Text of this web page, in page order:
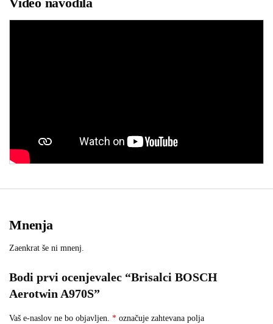
Mnenja
Zaenkrat še ni mnenj.
Bodi prvi ocenjevalec “Brisalci BOSCH
Aerotwin A970S”
Vaš e-naslov ne bo objavljen. * označuje zahtevana polja